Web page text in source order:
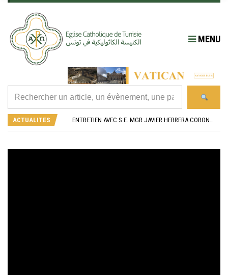
MENU
ACTUALITES
L’ÉCOLE JEANNE D’ARC CÉLÈBRE SES NOUVEAUX BACHELIERS : UNE TRADITION QUI RASSEMBLE